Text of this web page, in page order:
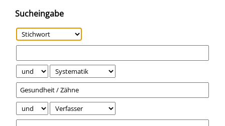
Sucheingabe